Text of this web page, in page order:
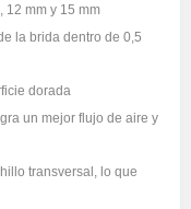
12 mm y 15 mm
la brida dentro de 0,5
dorada
un mejor flujo de aire y
transversal, lo que